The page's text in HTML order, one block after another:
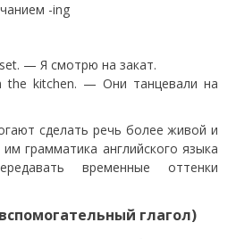
-ing
— Я смотрю на закат.
the kitchen. — Они танцевали на
сделать речь более живой и
грамматика английского языка
временные оттенки
глагол)